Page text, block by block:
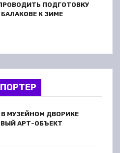
ПОДГОТОВКУ
К ЗИМЕ
МУЗЕЙНОМ ДВОРИКЕ
АРТ-ОБЪЕКТ